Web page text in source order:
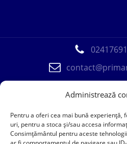
Administrează
Pentru a oferi cea mai bună experiență,
uri, pentru a stoca și/sau accesa
Consimțământul pentru aceste